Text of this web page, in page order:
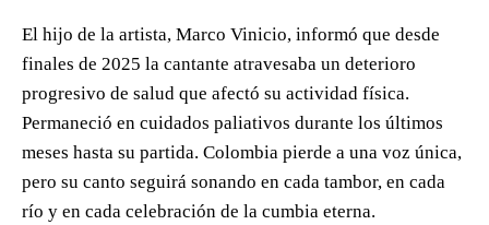
El hijo de la artista, Marco Vinicio, informó que desde
finales de 2025 la cantante atravesaba un deterioro
progresivo de salud que afectó su actividad física.
Permaneció en cuidados paliativos durante los últimos
meses hasta su partida. Colombia pierde a una voz única,
pero su canto seguirá sonando en cada tambor, en cada
río y en cada celebración de la cumbia eterna.